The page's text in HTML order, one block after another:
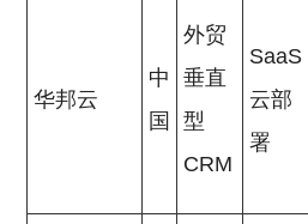
华邦云
中
国
外贸
垂直
型
CRM
SaaS
云部
署